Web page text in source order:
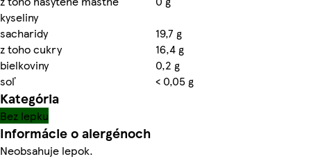
kyseliny
sacharidy
19,7 g
z toho cukry
16,4 g
bielkoviny
0,2 g
soľ
< 0,05 g
Kategória
Bez lepku
Informácie o alergénoch
Neobsahuje lepok.